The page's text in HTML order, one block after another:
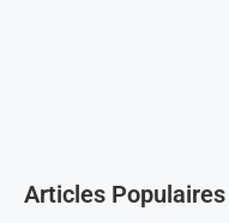
Articles Populaires